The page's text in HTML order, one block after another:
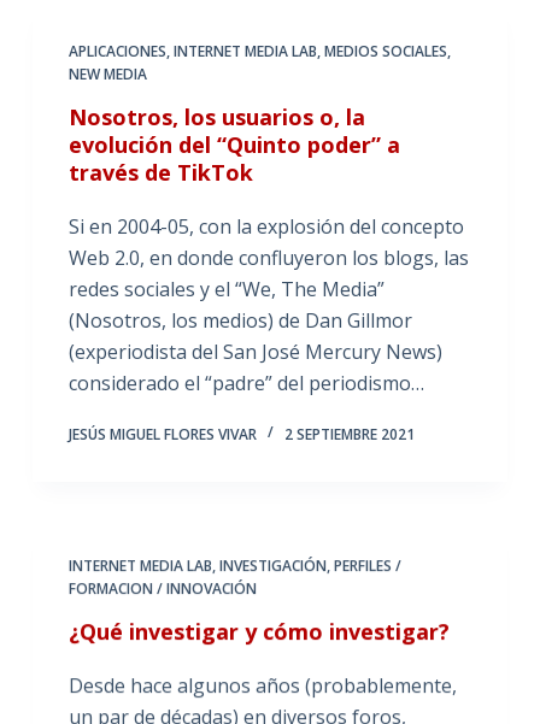
APLICACIONES,INTERNET MEDIA LAB,MEDIOS SOCIALES,
NEW MEDIA
Nosotros, los usuarios o, la
evolución del “Quinto poder” a
través de TikTok
Si en 2004-05, con la explosión del concepto
Web 2.0, en donde confluyeron los blogs, las
redes sociales y el “We, The Media”
(Nosotros, los medios) de Dan Gillmor
(experiodista del San José Mercury News)
considerado el “padre” del periodismo…
JESÚS MIGUEL FLORES VIVAR 2 SEPTIEMBRE 2021
INTERNET MEDIA LAB,INVESTIGACIÓN,PERFILES /
FORMACION / INNOVACIÓN
¿Qué investigar y cómo investigar?
Desde hace algunos años (probablemente,
un par de décadas) en diversos foros,